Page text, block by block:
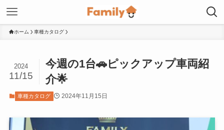
ホーム 車種カタログ
今週の1台🚗ピックアップ車両紹
介🌟
2024
11/15
車種カタログ 2024年11月15日